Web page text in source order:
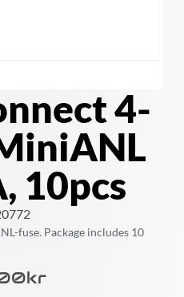
4-
10pcs
fuse. Package includes 10
Kr